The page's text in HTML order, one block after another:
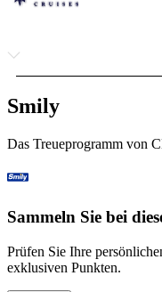
Smily
Das Treueprogramm von
Sammeln Sie bei
Prüfen Sie Ihre
exklusiven Punkten.